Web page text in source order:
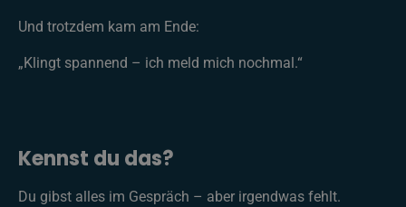
Und trotzdem kam am Ende:
„Klingt spannend – ich meld mich nochmal.“
Kennst du das?
Du gibst alles im Gespräch – aber irgendwas fehlt.